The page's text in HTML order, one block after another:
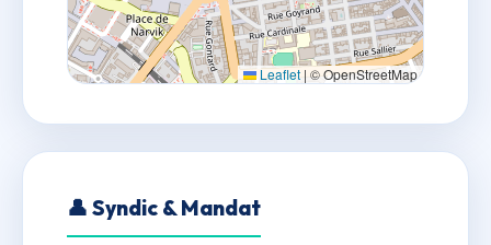
Leaflet | © OpenStreetMap
👤 Syndic & Mandat